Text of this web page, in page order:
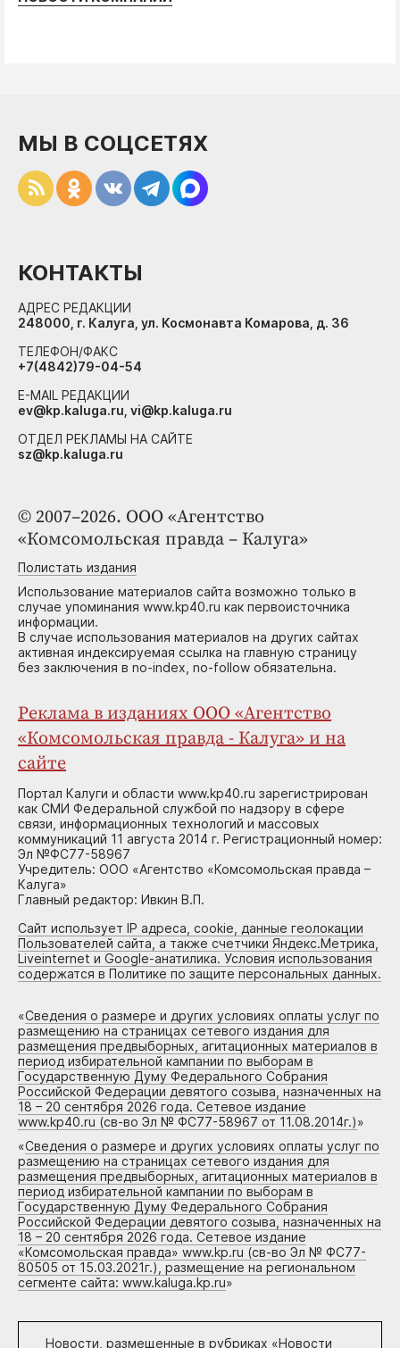
© 2007–2026. ООО «Агентство
«Комсомольская правда – Калуга»
Полистать издания
Использование материалов сайта возможно только в
случае упоминания www.kp40.ru как первоисточника
информации.
В случае использования материалов на других сайтах
активная индексируемая ссылка на главную страницу
без заключения в no-index, no-follow обязательна.
Реклама в изданиях ООО «Агентство
«Комсомольская правда - Калуга» и на
сайте
Портал Калуги и области www.kp40.ru зарегистрирован
как СМИ Федеральной службой по надзору в сфере
связи, информационных технологий и массовых
коммуникаций 11 августа 2014 г. Регистрационный номер:
Эл №ФС77-58967
Учредитель: ООО «Агентство «Комсомольская правда –
Калуга»
Главный редактор: Ивкин В.П.
Сайт использует IP адреса, cookie, данные геолокации
Пользователей сайта, а также счетчики Яндекс.Метрика,
Liveinternet и Google-анатилика. Условия использования
содержатся в Политике по защите персональных данных.
«Сведения о размере и других условиях оплаты услуг по
размещению на страницах сетевого издания для
размещения предвыборных, агитационных материалов в
период избирательной кампании по выборам в
Государственную Думу Федерального Собрания
Российской Федерации девятого созыва, назначенных на
18 – 20 сентября 2026 года. Сетевое издание
www.kp40.ru (св-во Эл № ФС77-58967 от 11.08.2014г.)»
«Сведения о размере и других условиях оплаты услуг по
размещению на страницах сетевого издания для
размещения предвыборных, агитационных материалов в
период избирательной кампании по выборам в
Государственную Думу Федерального Собрания
Российской Федерации девятого созыва, назначенных на
18 – 20 сентября 2026 года. Сетевое издание
«Комсомольская правда» www.kp.ru (св-во Эл № ФС77-
80505 от 15.03.2021г.), размещение на региональном
сегменте сайта: www.kaluga.kp.ru»
Новости, размещенные в рубриках «Новости
МЫ В СОЦСЕТЯХ
КОНТАКТЫ
АДРЕС РЕДАКЦИИ
248000, г. Калуга, ул. Космонавта Комарова, д. 36
ТЕЛЕФОН/ФАКС
+7(4842)79-04-54
E-MAIL РЕДАКЦИИ
ev@kp.kaluga.ru, vi@kp.kaluga.ru
ОТДЕЛ РЕКЛАМЫ НА САЙТЕ
sz@kp.kaluga.ru